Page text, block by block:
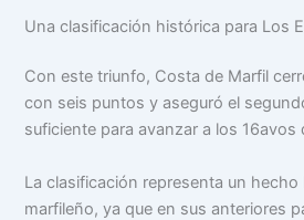
Una clasificación histórica para Los
Con este triunfo, Costa de Marfil
con seis puntos y aseguró el
suficiente para avanzar a los 16avos
La clasificación representa un
marfileño, ya que en sus anteriores